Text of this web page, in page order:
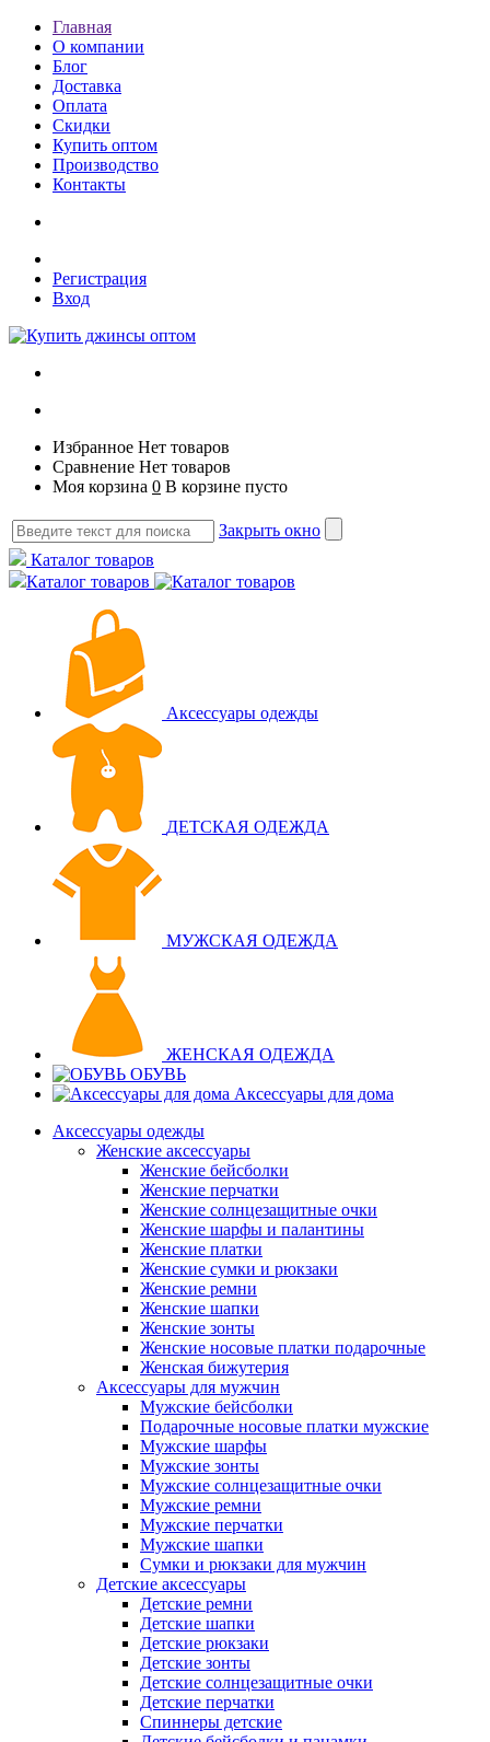
Главная
О компании
Блог
Доставка
Оплата
Скидки
Купить оптом
Производство
Контакты
Регистрация
Вход
Избранное Нет товаров
Сравнение Нет товаров
Моя корзина 0 В корзине пусто
Закрыть окно
Каталог товаров
Каталог товаров
Аксессуары одежды
ДЕТСКАЯ ОДЕЖДА
МУЖСКАЯ ОДЕЖДА
ЖЕНСКАЯ ОДЕЖДА
ОБУВЬ
Аксессуары для дома
Аксессуары одежды
Женские аксессуары
Женские бейсболки
Женские перчатки
Женские солнцезащитные очки
Женские шарфы и палантины
Женские платки
Женские сумки и рюкзаки
Женские ремни
Женские шапки
Женские зонты
Женские носовые платки подарочные
Женская бижутерия
Аксессуары для мужчин
Мужские бейсболки
Подарочные носовые платки мужские
Мужские шарфы
Мужские зонты
Мужские солнцезащитные очки
Мужские ремни
Мужские перчатки
Мужские шапки
Сумки и рюкзаки для мужчин
Детские аксессуары
Детские ремни
Детские шапки
Детские рюкзаки
Детские зонты
Детские солнцезащитные очки
Детские перчатки
Спиннеры детские